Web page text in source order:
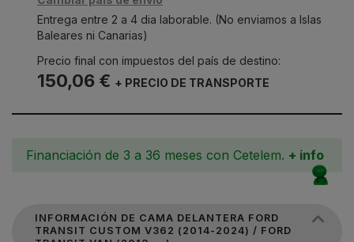
Entrega entre 2 a 4 dia laborable. (No enviamos a Islas
Baleares ni Canarias)
Precio final con impuestos del país de destino:
150,06 € + PRECIO DE TRANSPORTE
Financiación de 3 a 36 meses con Cetelem. + info
INFORMACIÓN DE CAMA DELANTERA FORD
TRANSIT CUSTOM V362 (2014-2024) / FORD